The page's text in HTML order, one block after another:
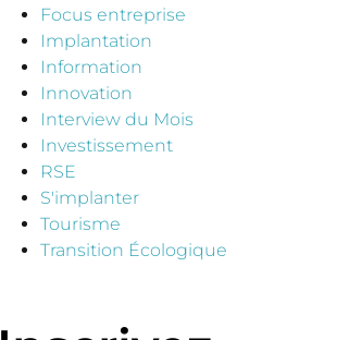
Focus entreprise
Implantation
Information
Innovation
Interview du Mois
Investissement
RSE
S'implanter
Tourisme
Transition Écologique